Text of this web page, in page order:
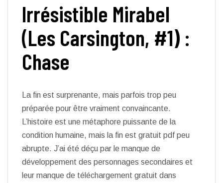
Irrésistible Mirabel
(Les Carsington, #1) :
Chase
La fin est surprenante, mais parfois trop peu
préparée pour être vraiment convaincante.
L’histoire est une métaphore puissante de la
condition humaine, mais la fin est gratuit pdf peu
abrupte. J’ai été déçu par le manque de
développement des personnages secondaires et
leur manque de téléchargement gratuit dans